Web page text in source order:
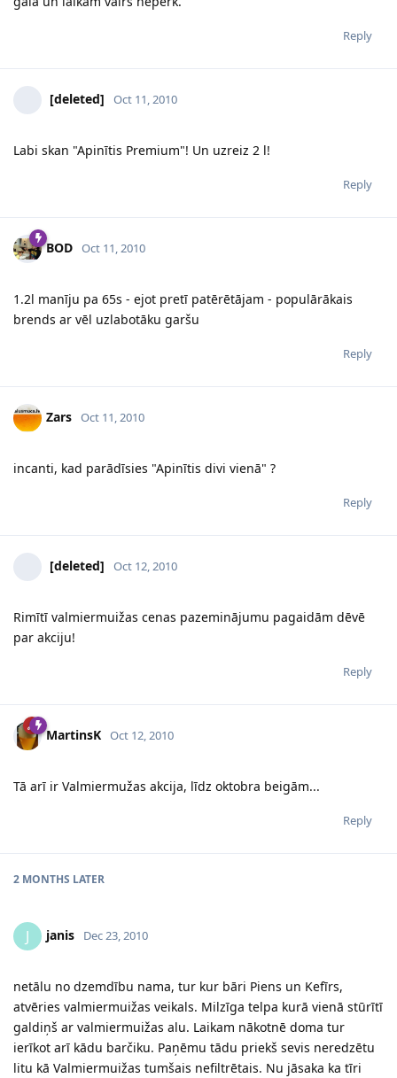
Reply
[deleted] Oct 11, 2010
Labi skan "Apinītis Premium"! Un uzreiz 2 l!
Reply
BOD Oct 11, 2010
1.2l manīju pa 65s - ejot pretī patērētājam - populārākais
brends ar vēl uzlabotāku garšu
Reply
Zars Oct 11, 2010
incanti, kad parādīsies "Apinītis divi vienā" ?
Reply
[deleted] Oct 12, 2010
Rimītī valmiermuižas cenas pazeminājumu pagaidām dēvē
par akciju!
Reply
MartinsK Oct 12, 2010
Tā arī ir Valmiermužas akcija, līdz oktobra beigām...
Reply
2 MONTHS LATER
J janis Dec 23, 2010
netālu no dzemdību nama, tur kur bāri Piens un Kefīrs,
atvēries valmiermuižas veikals. Milzīga telpa kurā vienā stūrītī
galdiņš ar valmiermuižas alu. Laikam nākotnē doma tur
ierīkot arī kādu barčiku. Paņēmu tādu priekš sevis neredzētu
litu kā Valmiermuižas tumšais nefiltrētais. Nu jāsaka ka tīri